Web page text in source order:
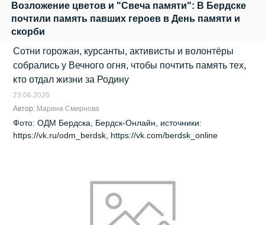
Возложение цветов и "Свеча памяти": В Бердске
почтили память павших героев в День памяти и
скорби
Сотни горожан, курсанты, активисты и волонтёры
собрались у Вечного огня, чтобы почтить память тех,
кто отдал жизни за Родину
23.06.2026
Автор: Марина Смирнова
Фото: ОДМ Бердска, Бердск-Онлайн, источники:
https://vk.ru/odm_berdsk, https://vk.com/berdsk_online